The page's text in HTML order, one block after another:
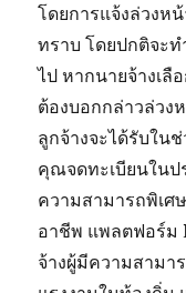
โดยการแจ้งล่วงห
ทราบ โดยปกติจะ
ไป หากนายจ้างเ
ต้องบอกกล่าวล่วง
ลูกจ้างจะได้รับใน
คุณจดทะเบียนในป
ความสามารถพิเศ
อาชีพ แพลตฟอร์ม
จ้างผู้มีความสามา